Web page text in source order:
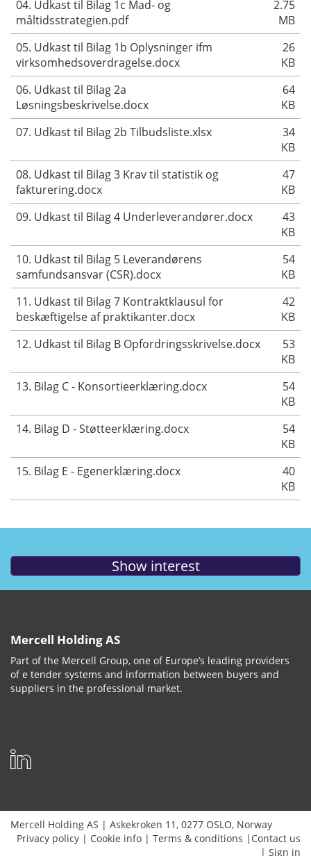
04. Udkast til Bilag 1c Mad- og
måltidsstrategien.pdf
2.75
MB
05. Udkast til Bilag 1b Oplysninger ifm
virksomhedsoverdragelse.docx
26
KB
06. Udkast til Bilag 2a
Løsningsbeskrivelse.docx
64
KB
07. Udkast til Bilag 2b Tilbudsliste.xlsx
34
KB
08. Udkast til Bilag 3 Krav til statistik og
fakturering.docx
47
KB
09. Udkast til Bilag 4 Underleverandører.docx
43
KB
10. Udkast til Bilag 5 Leverandørens
samfundsansvar (CSR).docx
54
KB
11. Udkast til Bilag 7 Kontraktklausul for
beskæftigelse af praktikanter.docx
42
KB
12. Udkast til Bilag B Opfordringsskrivelse.docx
53
KB
13. Bilag C - Konsortieerklæring.docx
54
KB
14. Bilag D - Støtteerklæring.docx
54
KB
15. Bilag E - Egenerklæring.docx
40
KB
Mercell Holding AS
Part of the Mercell Group, one of Europe’s leading providers
of e tender systems and information between buyers and
suppliers in the professional market.
Mercell Holding AS | Askekroken 11 , 0277 OSLO, Norway
Privacy policy | Cookie info | Terms & conditions | Contact us
| Sign in